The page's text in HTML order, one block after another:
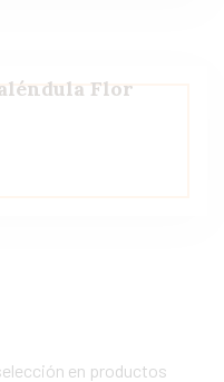
Flor
en productos